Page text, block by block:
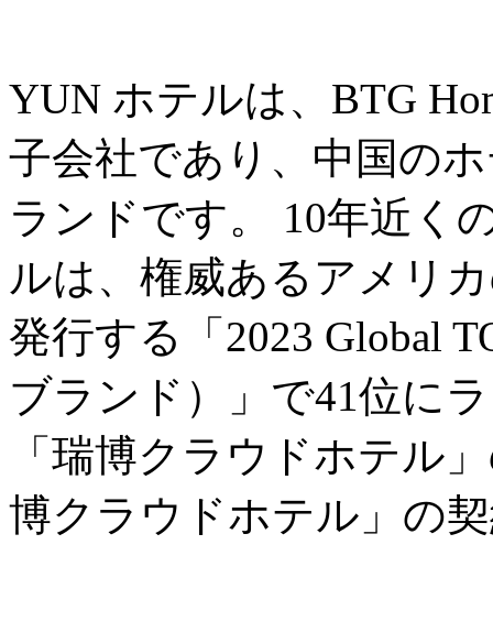
YUN ホテルは、BTG
子会社であり、中国の
ランドです。 10年近く
ルは、権威あるアメリ
発行する「2023 Global
ブランド）」で41位に
「瑞博クラウドホテル
博クラウドホテル」の